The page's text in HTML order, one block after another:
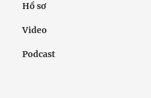
Hồ sơ
Video
Podcast